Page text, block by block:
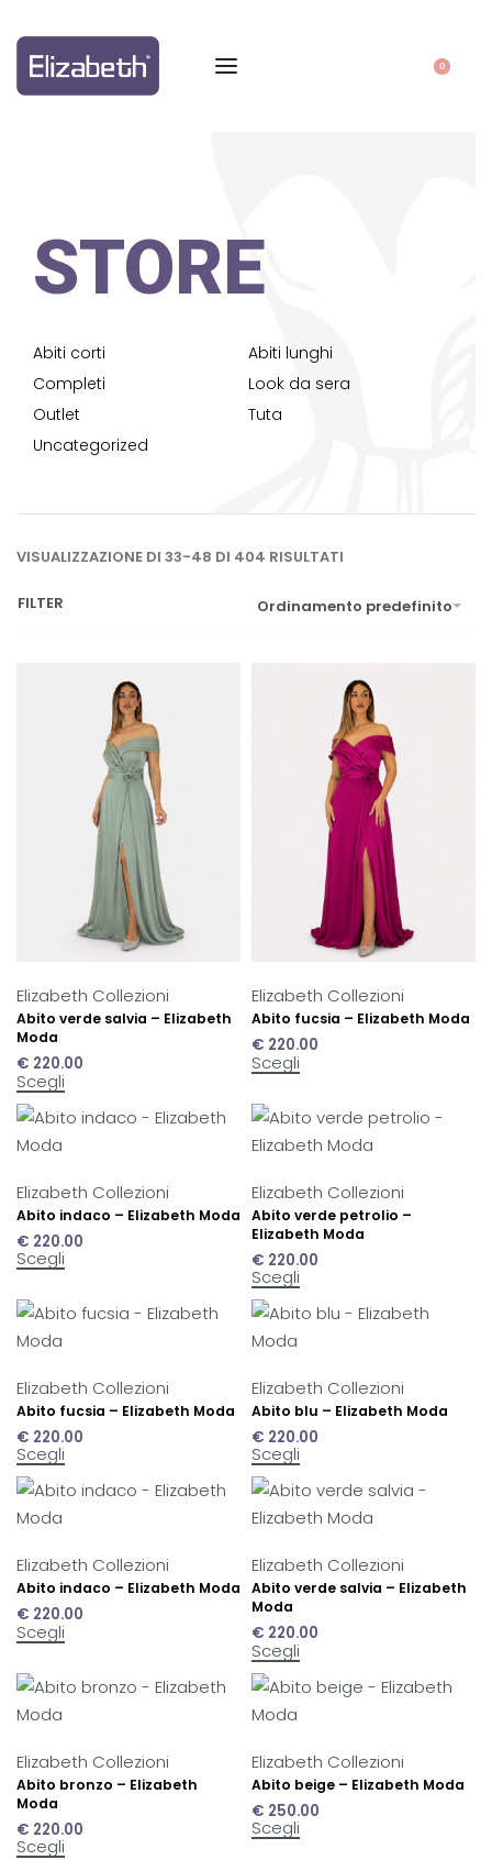
0
STORE
Abiti corti
Abiti lunghi
Completi
Look da sera
Outlet
Tuta
Uncategorized
VISUALIZZAZIONE DI 33-48 DI 404 RISULTATI
Ordinamento predefinito
FILTER
Elizabeth Collezioni
Abito verde salvia – Elizabeth
Moda
€ 220.00
Scegli
Elizabeth Collezioni
Abito fucsia – Elizabeth Moda
€ 220.00
Scegli
Elizabeth Collezioni
Abito indaco – Elizabeth Moda
€ 220.00
Scegli
Elizabeth Collezioni
Abito verde petrolio –
Elizabeth Moda
€ 220.00
Scegli
Elizabeth Collezioni
Abito fucsia – Elizabeth Moda
€ 220.00
Scegli
Elizabeth Collezioni
Abito blu – Elizabeth Moda
€ 220.00
Scegli
Elizabeth Collezioni
Abito indaco – Elizabeth Moda
€ 220.00
Scegli
Elizabeth Collezioni
Abito verde salvia – Elizabeth
Moda
€ 220.00
Scegli
Elizabeth Collezioni
Abito bronzo – Elizabeth
Moda
€ 220.00
Scegli
Elizabeth Collezioni
Abito beige – Elizabeth Moda
€ 250.00
Scegli